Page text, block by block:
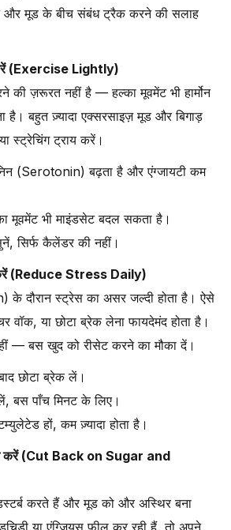
और मूड के बीच संबंध ट्रैक करने की सलाह
(Exercise Lightly)
की ज़रूरत नहीं है — हल्का मूवमेंट भी हार्मोन
बहुत ज़्यादा एक्सरसाइज़ मूड और बिगाड़
स्ट्रेचिंग ट्राय करें।
(Serotonin) बढ़ता है और एंग्जायटी कम
मूवमेंट भी माइंडसेट बदल सकता है।
सिर्फ कैलेंडर की नहीं।
(Reduce Stress Daily)
दौरान स्ट्रेस का असर जल्दी होता है। ऐसे
वॉक, या छोटा ब्रेक लेना फायदेमंद होता है।
— बस खुद को रीसेट करने का मौका दें।
छोटा ब्रेक लें।
बस पाँच मिनट के लिए।
हों, कम ज़्यादा होता है।
करें (Cut Back on Sugar and
करते हैं और मूड को और अस्थिर बना